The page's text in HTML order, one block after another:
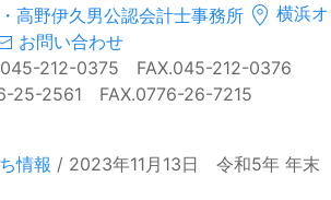
横浜オ
お問い合わせ
212-0375 FAX.045-212-0376
25-2561 FAX.0776-26-7215
情報 / 2023年11月13日 令和5年 年末